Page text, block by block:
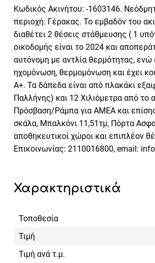
Κωδικός Ακινήτου: -1603146.
περιοχή: Γέρακας. Το εμβαδόν του
διαθέτει 2 θέσεις στάθμευσης ( 1
οικοδομής είναι το 2024 και
αυτόνομη με αντλία θερμότητας, ενώ
ηχομόνωση, θερμομόνωση και έχει
Α+. Τα δάπεδα είναι από πλακάκι
Παλλήνης) και 12 Χιλιόμετρα από το
Πρόσβαση/Ράμπα για ΑΜΕΑ και
σκάλα, Μπαλκόνι 11,51τμ, Πόρτα
αποθηκευτικοί χώροι και επιπλέον
Επικοινωνίας: 2110016800, email:
Χαρακτηριστικά
Τοποθεσία
Τιμή
Τιμή ανά τ.μ.